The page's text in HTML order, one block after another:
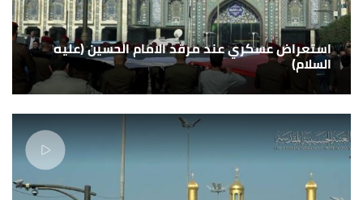
استعراض عسكري عند مرقد الامام الحسين (عليه
السلام)